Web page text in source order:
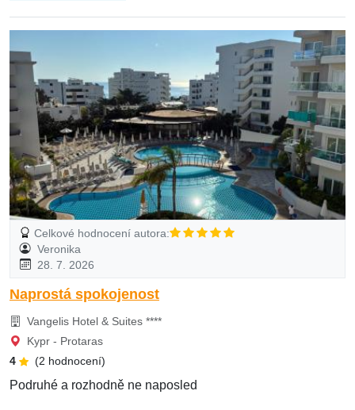
Celkové hodnocení autora:
Veronika
28. 7. 2026
Naprostá spokojenost
Vangelis Hotel & Suites ****
Kypr - Protaras
4
(2 hodnocení)
Podruhé a rozhodně ne naposled